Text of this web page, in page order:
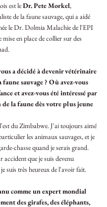
est le Dr. Pete Morkel,
de la faune sauvage, qui a aidé
le Dr. Dolmia Malachie de l'EPI
en place de collier sur des
a décidé à devenir vétérinaire
sauvage ? Où avez-vous
et avez-vous été intéressé par
la faune dès votre plus jeune
du Zimbabwe. J'ai toujours aimé
les animaux sauvages, et je
chasse quand je serais grand.
accident que je suis devenu
suis très heureux de l'avoir fait.
comme un expert mondial
des girafes, des éléphants,